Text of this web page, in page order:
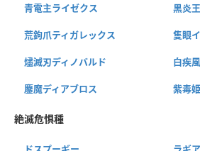
青電主ライゼクス 黒炎
荒鉤爪ティガレックス 隻眼
燼滅刃ディノバルド 白疾
鏖魔ディアブロス 紫毒
絶滅危惧種